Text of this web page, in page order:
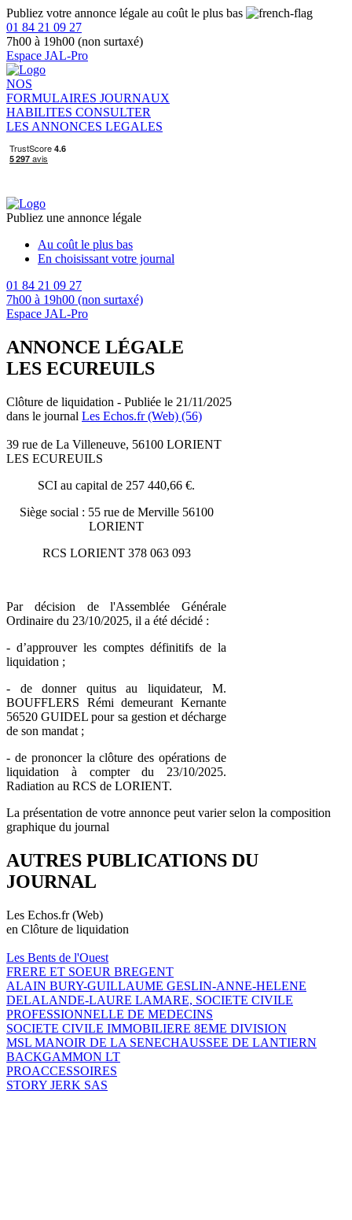
Publiez votre annonce légale au coût le plus bas
01 84 21 09 27
7h00 à 19h00 (non surtaxé)
Espace JAL-Pro
NOS
FORMULAIRES JOURNAUX
HABILITES CONSULTER
LES ANNONCES LEGALES
Publiez une annonce légale
Au coût le plus bas
En choisissant votre journal
01 84 21 09 27
7h00 à 19h00 (non surtaxé)
Espace JAL-Pro
ANNONCE LÉGALE
LES ECUREUILS
Clôture de liquidation - Publiée le 21/11/2025
dans le journal Les Echos.fr (Web) (56)
39 rue de La Villeneuve, 56100 LORIENT
LES ECUREUILS
SCI au capital de 257 440,66 €.
Siège social : 55 rue de Merville 56100
LORIENT
RCS LORIENT 378 063 093
Par décision de l'Assemblée Générale
Ordinaire du 23/10/2025, il a été décidé :
- d’approuver les comptes définitifs de la
liquidation ;
- de donner quitus au liquidateur, M.
BOUFFLERS Rémi demeurant Kernante
56520 GUIDEL pour sa gestion et décharge
de son mandat ;
- de prononcer la clôture des opérations de
liquidation à compter du 23/10/2025.
Radiation au RCS de LORIENT.
La présentation de votre annonce peut varier selon la composition
graphique du journal
AUTRES PUBLICATIONS DU
JOURNAL
Les Echos.fr (Web)
en Clôture de liquidation
Les Bents de l'Ouest
FRERE ET SOEUR BREGENT
ALAIN BURY-GUILLAUME GESLIN-ANNE-HELENE
DELALANDE-LAURE LAMARE, SOCIETE CIVILE
PROFESSIONNELLE DE MEDECINS
SOCIETE CIVILE IMMOBILIERE 8EME DIVISION
MSL MANOIR DE LA SENECHAUSSEE DE LANTIERN
BACKGAMMON LT
PROACCESSOIRES
STORY JERK SAS